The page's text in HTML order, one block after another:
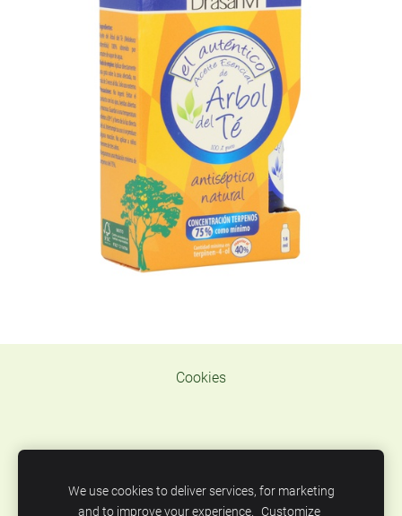
Cookies
637319936 E MAILcentxcentnatural@gmail.com
We use cookies to deliver services, for marketing
and to improve your experience. Customize